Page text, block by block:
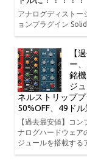
アナログディストー
ョンプラグイン
【
ー
銘
ジ
ネルストリップ
50%OFF、49ド
【過去最安値】コ
ナログハードウェア
ジュールを搭載する